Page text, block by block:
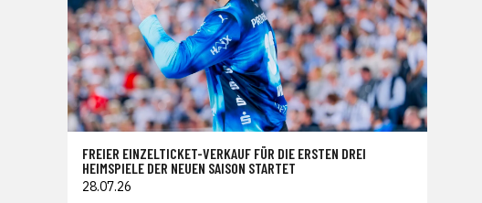
FREIER EINZELTICKET-VERKAUF FÜR DIE ERSTEN DREI
HEIMSPIELE DER NEUEN SAISON STARTET
28.07.26